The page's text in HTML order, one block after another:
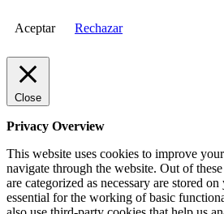
Aceptar Rechazar
Close
Privacy Overview
This website uses cookies to improve
navigate through the website. Out of
are categorized as necessary are stored
essential for the working of basic